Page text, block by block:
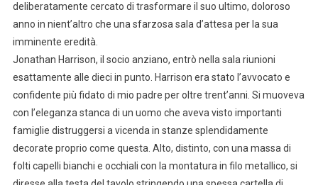
deliberatamente cercato di trasformare il suo ultimo, doloroso
anno in nient’altro che una sfarzosa sala d’attesa per la sua
imminente eredità.
Jonathan Harrison, il socio anziano, entrò nella sala riunioni
esattamente alle dieci in punto. Harrison era stato l’avvocato e
confidente più fidato di mio padre per oltre trent’anni. Si muoveva
con l’eleganza stanca di un uomo che aveva visto importanti
famiglie distruggersi a vicenda in stanze splendidamente
decorate proprio come questa. Alto, distinto, con una massa di
folti capelli bianchi e occhiali con la montatura in filo metallico, si